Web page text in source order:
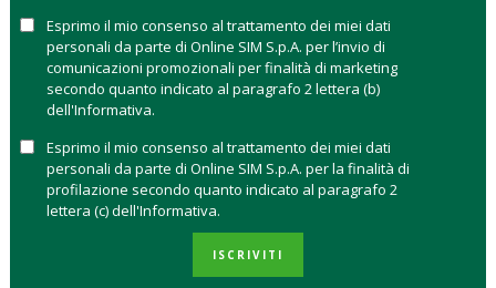
COSA SONO I CORPORATE BOND
Si tratta diobbligazioni aziendali che sono emesse da
società private, banche o impreseper raccogliere capitali
bond corporate le aziende che lo emettono chiedono un
prestito all’investitore che diventa creditore percependo un
interesse periodico sul denaro investito, tramite la cedola, e
acquistando il diritto di riavere il capitale investito alla data di
scadenza dell’obbligazione. In particolare.
Esprimo il mio consenso al trattamento dei miei dati
personali da parte di Online SIM S.p.A. per l’invio di
comunicazioni promozionali per finalità di marketing
secondo quanto indicato al paragrafo 2 lettera (b)
dell'Informativa.
Esprimo il mio consenso al trattamento dei miei dati
personali da parte di Online SIM S.p.A. per la finalità di
profilazione secondo quanto indicato al paragrafo 2
lettera (c) dell'Informativa.
ISCRIVITI